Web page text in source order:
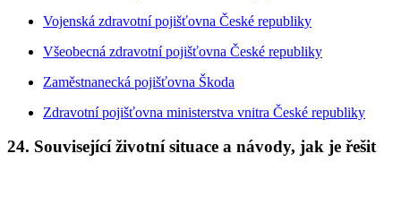
Vojenská zdravotní pojišťovna České republiky
Všeobecná zdravotní pojišťovna České republiky
Zaměstnanecká pojišťovna Škoda
Zdravotní pojišťovna ministerstva vnitra České republiky
24. Související životní situace a návody, jak je řešit